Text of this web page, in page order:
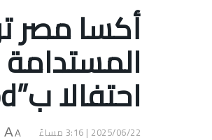
أكسا مصر
احتفالا ب”AXA Week for Good”
2025/06/22 | 3:16 مساءً A
A